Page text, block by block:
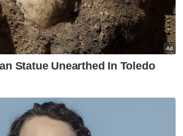
melecur terkena
ketika bakar sampah
faedah LINDUNG 24
Koperal Mohamad Nur